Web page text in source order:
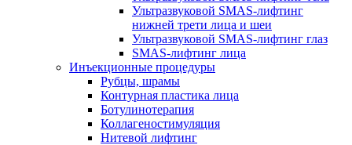
Ультразвуковой SMAS-лифтинг
нижней трети лица и шеи
Ультразвуковой SMAS-лифтинг глаз
SMAS-лифтинг лица
Инъекционные процедуры
Рубцы, шрамы
Контурная пластика лица
Ботулинотерапия
Коллагеностимуляция
Нитевой лифтинг